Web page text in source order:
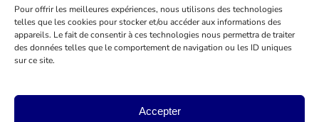
Pour offrir les meilleures expériences, nous utilisons des technologies
telles que les cookies pour stocker et/ou accéder aux informations des
appareils. Le fait de consentir à ces technologies nous permettra de traiter
des données telles que le comportement de navigation ou les ID uniques
sur ce site.
Accepter
Mentions légales
Conditions générales
Lueur Externe, Agence de Communication